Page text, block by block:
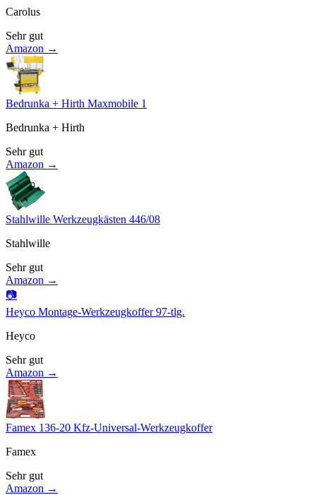
Carolus
Sehr gut
Amazon →
Bedrunka + Hirth Maxmobile 1
Bedrunka + Hirth
Sehr gut
Amazon →
Stahlwille Werkzeugkästen 446/08
Stahlwille
Sehr gut
Amazon →
📷
Heyco Montage-Werkzeugkoffer 97-tlg.
Heyco
Sehr gut
Amazon →
Famex 136-20 Kfz-Universal-Werkzeugkoffer
Famex
Sehr gut
Amazon →